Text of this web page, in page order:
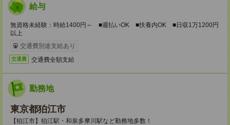
給与
無資格未経験：時給1400円～ ■週払いOK ■扶養内OK ■日収1万1200円
以上
交通費別途支給あり
交通費 交通費全額支給
勤務地
東京都狛江市
【狛江市】狛江駅・和泉多摩川駅など勤務地多数！